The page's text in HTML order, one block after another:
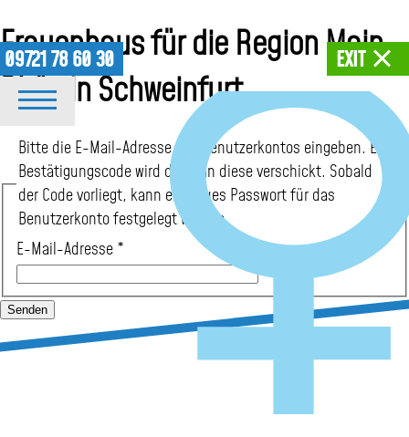
09721 78 60 30
Frauenhaus
Leben
im
Frauenhaus
EXIT
Frauenhaus für die Region Main-
Rhön in Schweinfurt
Bitte die E-Mail-Adresse des Benutzerkontos eingeben. Ein
Bestätigungscode wird dann an diese verschickt. Sobald
der Code vorliegt, kann ein neues Passwort für das
Benutzerkonto festgelegt werden.
E-Mail-Adresse*
Senden